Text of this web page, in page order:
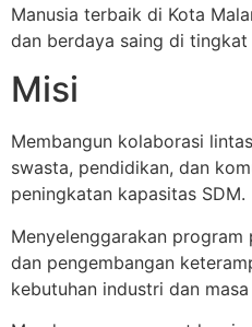
Manusia terbaik di Kota
dan berdaya saing di
Misi
Membangun kolaborasi
swasta, pendidikan, dan
peningkatan kapasitas SDM.
Menyelenggarakan program
dan pengembangan
kebutuhan industri dan